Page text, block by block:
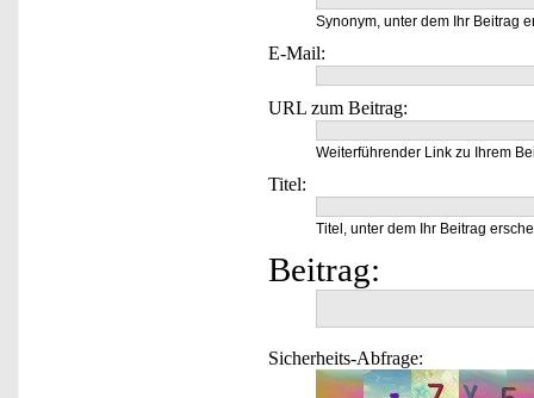
Synonym, unter dem Ihr Beitrag
E-Mail:
URL zum Beitrag:
Weiterführender Link zu Ihrem
Titel:
Titel, unter dem Ihr Beitrag
Beitrag:
Sicherheits-Abfrage: